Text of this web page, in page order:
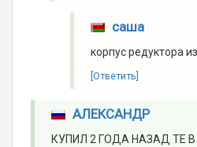
саша
корпус редуктора
[Ответить]
АЛЕКСАНДР
КУПИЛ 2 ГОДА НАЗАД ТЕ